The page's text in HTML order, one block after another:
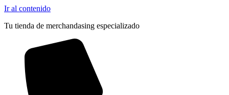
Ir al contenido
Tu tienda de merchandasing especializado